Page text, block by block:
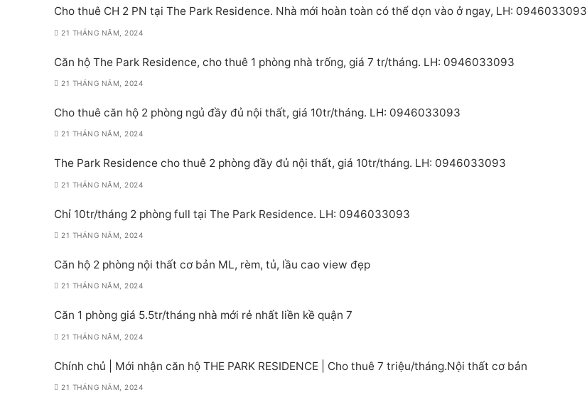
Cho thuê CH 2 PN tại The Park Residence. Nhà mới hoàn toàn có thể dọn vào ở ngay, LH: 0946033093
21 THÁNG NĂM, 2024
Căn hộ The Park Residence, cho thuê 1 phòng nhà trống, giá 7 tr/tháng. LH: 0946033093
21 THÁNG NĂM, 2024
Cho thuê căn hộ 2 phòng ngủ đầy đủ nội thất, giá 10tr/tháng. LH: 0946033093
21 THÁNG NĂM, 2024
The Park Residence cho thuê 2 phòng đầy đủ nội thất, giá 10tr/tháng. LH: 0946033093
21 THÁNG NĂM, 2024
Chỉ 10tr/tháng 2 phòng full tại The Park Residence. LH: 0946033093
21 THÁNG NĂM, 2024
Căn hộ 2 phòng nội thất cơ bản ML, rèm, tủ, lầu cao view đẹp
21 THÁNG NĂM, 2024
Căn 1 phòng giá 5.5tr/tháng nhà mới rẻ nhất liền kề quận 7
21 THÁNG NĂM, 2024
Chính chủ | Mới nhận căn hộ THE PARK RESIDENCE | Cho thuê 7 triệu/tháng.Nội thất cơ bản
21 THÁNG NĂM, 2024